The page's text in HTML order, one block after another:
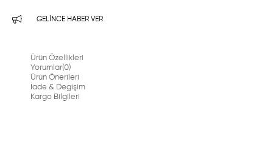
GELINCE HABER VER
Ürün Özellikleri
Yorumlar(0)
Ürün Önerileri
İade & Degişim
Kargo Bilgileri